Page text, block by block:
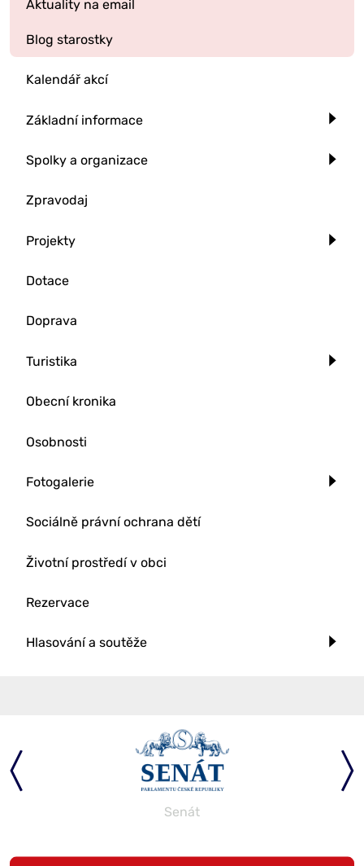
Aktuality na email
Blog starostky
Kalendář akcí
Základní informace
Spolky a organizace
Zpravodaj
Projekty
Dotace
Doprava
Turistika
Obecní kronika
Osobnosti
Fotogalerie
Sociálně právní ochrana dětí
Životní prostředí v obci
Rezervace
Hlasování a soutěže
Senát